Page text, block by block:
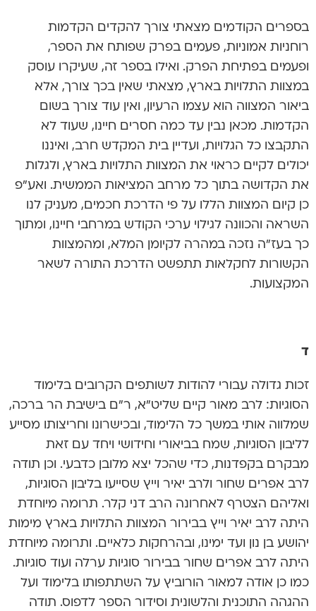
בספרים הקודמים מצאתי צורך להקדים הקדמות
רוחניות אמוניות, פעמים בפרק שפותח את הספר,
ופעמים בפתיחת הפרק. ואילו בספר זה, שעיקרו עוסק
במצוות התלויות בארץ, מצאתי שאין בכך צורך, אלא
ביאור המצווה הוא עצמו הרעיון, ואין עוד צורך בשום
הקדמות. מכאן נבין עד כמה חסרים חיינו, שעוד לא
התקבצו כל הגלויות, ועדיין בית המקדש חרב, ואיננו
יכולים לקיים כראוי את המצוות התלויות בארץ, ולגלות
את הקדושה בתוך כל מרחב המציאות הממשית. ואע”פ
כן קיום המצוות הללו על פי הדרכת חכמים, מעניק לנו
השראה והכוונה לגילוי ערכי הקודש במרחבי חיינו, ומתוך
כך בעז”ה נזכה במהרה לקיומן המלא, ומהמצוות
הקשורות לחקלאות תתפשט הדרכת התורה לשאר
המקצועות.
ד
זכות גדולה עבורי להודות לשותפים הקרובים בלימוד
הסוגיות: לרב מאור קיים שליט”א, ר”ם בישיבת הר ברכה,
שמלווה אותי במשך כל הלימוד, ובכישרונו וחריצותו מסייע
לליבון הסוגיות, שמח בביאורי וחידושי ויחד עם זאת
מבקרם בקפדנות, כדי שהכל יצא מלובן כדבעי. וכן תודה
לרב אפרים שחור ולרב יאיר וייץ שסייעו בליבון הסוגיות,
ואליהם הצטרף לאחרונה הרב דני קלר. תרומה מיוחדת
היתה לרב יאיר וייץ בבירור המצוות התלויות בארץ מימות
יהושע בן נון ועד ימינו, ובהרחקות כלאיים. ותרומה מיוחדת
היתה לרב אפרים שחור בבירור סוגיות ערלה ועוד סוגיות.
כמו כן אודה למאור הורוביץ על השתתפותו בלימוד ועל
ההגהה התוכנית והלשונית וסידור הספר לדפוס. תודה